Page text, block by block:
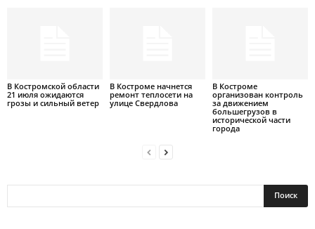
В Костромской области
21 июля ожидаются
грозы и сильный ветер
В Костроме начнется
ремонт теплосети на
улице Свердлова
В Костроме
организован контроль
за движением
большегрузов в
исторической части
города